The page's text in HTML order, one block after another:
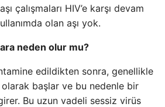
çalışmaları HIV’e karşı devam
olan aşı yok.
neden olur mu?
edildikten sonra, genellikle
başlar ve bu nedenle bir
Bu uzun vadeli sessiz virüs